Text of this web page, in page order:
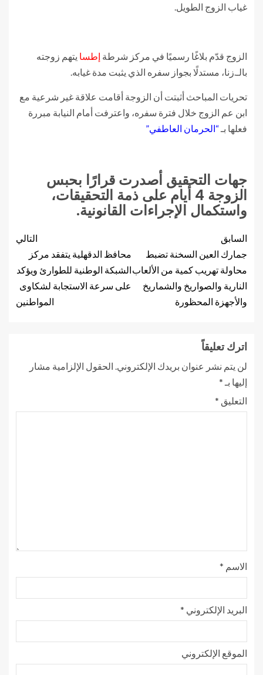
غياب الزوج الطويل.
الزوج قدّم بلاغًا رسميًا في مركز شرطة إطسا يتهم زوجته
بالـ.زنا، مستدلًا بجواز سفره الذي يثبت مدة غيابه.
تحريات المباحث أثبتت أن الزوجة أقامت علاقة غير شرعية مع
ابن عم الزوج خلال فترة سفره، واعترفت أمام النيابة مبررة
فعلها بـ “الحرمان العاطفي”
جهات التحقيق أصدرت قرارًا بحبس
الزوجة 4 أيام على ذمة التحقيقات،
واستكمال الإجراءات القانونية.
السابق
جمارك العين السخنة تضبط
محاولة تهريب كمية من الألعاب
النارية والصواريخ والشماريخ
والأجهزة المحظورة
التالي
محافظ الدقهلية يتفقد مركز
الشبكة الوطنية للطوارئ ويؤكد
على سرعة الاستجابة لشكاوى
المواطنين
اترك تعليقاً
لن يتم نشر عنوان بريدك الإلكتروني. الحقول الإلزامية مشار
إليها بـ *
التعليق *
الاسم *
البريد الإلكتروني *
الموقع الإلكتروني